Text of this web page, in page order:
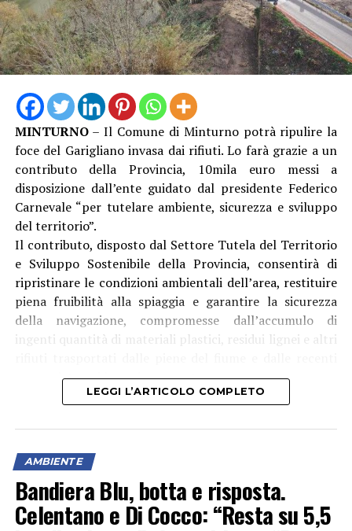
MINTURNO– Il Comune di Minturno potrà ripulire la
foce del Garigliano invasa dai rifiuti. Lo farà grazie a un
contributo della Provincia, 10mila euro messi a
disposizione dall’ente guidato dal presidente Federico
Carnevale “per tutelare ambiente, sicurezza e sviluppo
del territorio”.
Il contributo, disposto dal Settore Tutela del Territorio
e Sviluppo Sostenibile della Provincia, consentirà di
ripristinare le condizioni ambientali dell’area, restituire
piena fruibilità alla spiaggia e garantire la sicurezza
della navigazione, compromesse dall’accumulo di
ingenti quantità di materiali plastici, residui lignei e altri
mareggiate – si legge in una nota.
Era stato il Ministero delle Infrastrutture e dei
evidenziare il problema e non solo per il decoro, ma
anche perché la presenza dei rifiuti ” rappresenta infatti
un potenziale rischio per la sicurezza della navigazione,
con la possibilità che i detriti vengano nuovamente
trascinati in mare dalle mareggiate”.
LEGGI L’ARTICOLO COMPLETO
AMBIENTE
Bandiera Blu, botta e risposta.
Celentano e Di Cocco: “Resta su 5,5